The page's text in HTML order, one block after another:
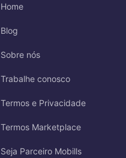
Home
Blog
Sobre nós
Trabalhe conosco
Termos e Privacidade
Termos Marketplace
Seja Parceiro Mobills